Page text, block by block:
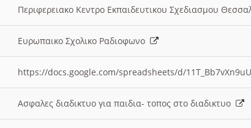
Περιφερειακο Κεντρο Εκπαιδευτικου Σχεδιασμου
Ευρωπαικο Σχολικο Ραδιοφωνο
https://docs.google.com/spreadsheets/d/
Ασφαλες διαδικτυο για παιδια- τοπος στο διαδικτυο